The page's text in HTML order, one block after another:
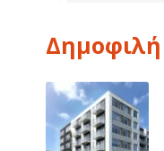
Δημοφιλή